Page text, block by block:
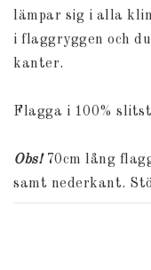
lämpar sig i alla
i flaggryggen och
kanter.
Flagga i 100%
Obs!70cm lång
samt nederkant.
snabbkopplingar.